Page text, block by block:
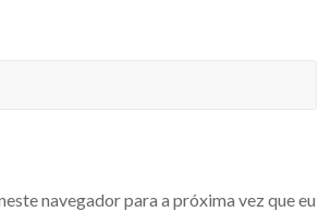
navegador para a próxima vez que eu